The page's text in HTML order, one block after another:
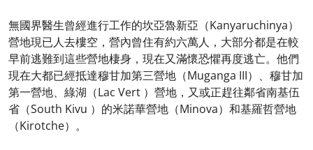
無國界醫生曾經進行工作的坎亞魯新亞（Kanyaruchinya）
營地現已人去樓空，營內曾住有約六萬人，大部分都是在較
早前逃難到這些營地棲身，現在又滿懷恐懼再度逃亡。他們
現在大都已經抵達穆甘加第三營地（Muganga III）、穆甘加
第一營地、綠湖（Lac Vert ）營地，又或正趕往鄰省南基伍
省（South Kivu ）的米諾華營地（Minova）和基羅哲營地
（Kirotche）。